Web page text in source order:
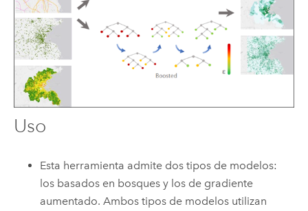
Uso
Esta herramienta admite dos tipos de modelos:
los basados en bosques y los de gradiente
aumentado. Ambos tipos de modelos utilizan